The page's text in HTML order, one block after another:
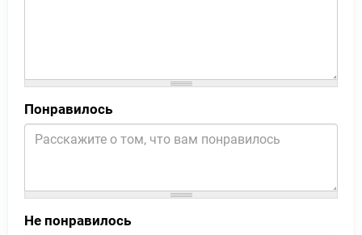
Понравилось
Не понравилось